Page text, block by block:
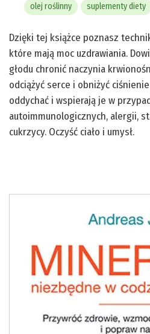
olej roślinny suplementy diety
Dzięki tej książce poznasz
które mają moc uzdrawiania.
głodu chronić naczynia
odciążyć serce i obniżyć
oddychać i wspierają je w
autoimmunologicznych, alergii,
cukrzycy. Oczyść ciało i umysł.